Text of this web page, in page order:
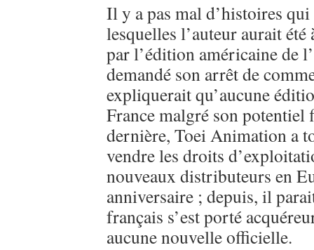
Il y a pas mal d’histoires
lesquelles l’auteur aurait
par l’édition américaine de
demandé son arrêt de
expliquerait qu’aucune
France malgré son potentiel
dernière, Toei Animation a
vendre les droits
nouveaux distributeurs en
anniversaire ; depuis, il
français s’est porté
aucune nouvelle officielle.